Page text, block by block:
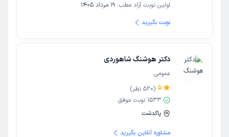
اولین نوبت آزاد مطب: 19 مرداد 1405
نوبت بگیرید
دکتر هوشنگ شاهوردی
عمومی
5
(
520 نظر)
1533 نوبت موفق
پاکدشت
مشاوره آنلاین بگیرید